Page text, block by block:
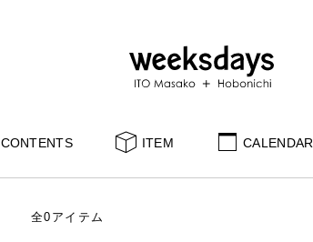
CONTENTS ITEM CALENDAR
全0アイテム